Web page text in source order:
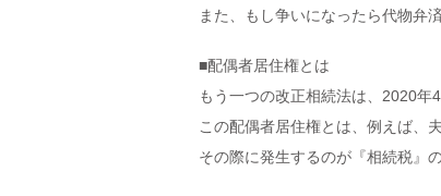
また、もし争いになったら代物弁
■配偶者居住権とは
もう一つの改正相続法は、2020年
この配偶者居住権とは、例えば、
その際に発生するのが『相続税』